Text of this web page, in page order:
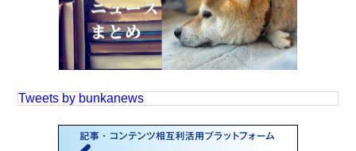
Tweets by bunkanews